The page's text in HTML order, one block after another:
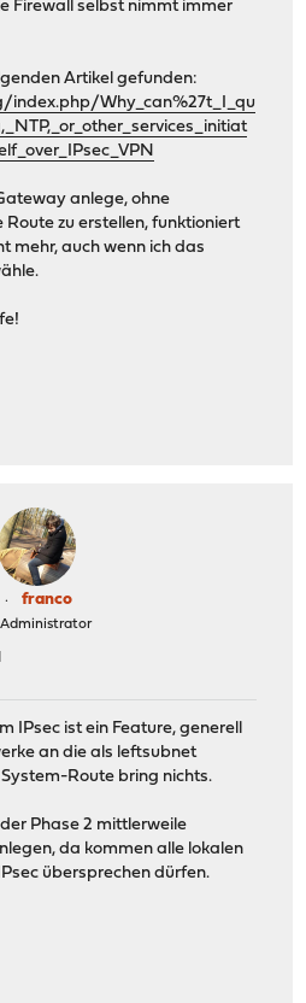
Firewall selbst nimmt immer
Artikel gefunden:
index.php/Why_can%27t_I_qu
anlege, ohne
zu erstellen, funktioniert
mehr, auch wenn ich das
franco
Administrator
IPsec ist ein Feature, generell
an die als leftsubnet
Route bring nichts.
Phase 2 mittlerweile
da kommen alle lokalen
übersprechen dürfen.